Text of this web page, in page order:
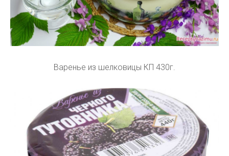
Варенье из шелковицы КП 430г.